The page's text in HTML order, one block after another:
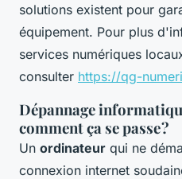
solutions existent pour
équipement. Pour plus
services numériques
consulter https://qg-
Dépannage
comment ça se passe ?
Un ordinateur qui ne
connexion internet